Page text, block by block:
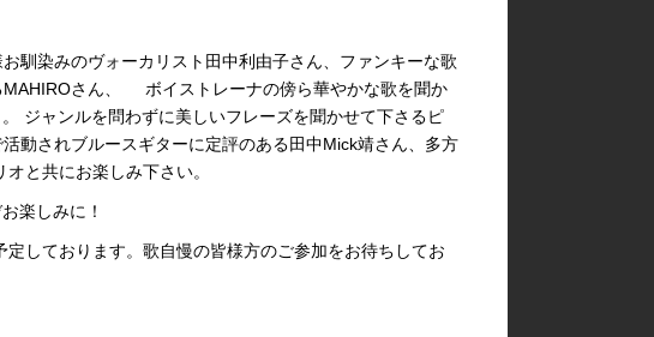
馴染みのヴォーカリスト田中利由子さん、ファンキーな歌
MAHIROさん、 ボイストレーナの傍ら華やかな歌を聞か
ジャンルを問わずに美しいフレーズを聞かせて下さるピ
動されブルースギターに定評のある田中Mick靖さん、多方
と共にお楽しみ下さい。
楽しみに！
しております。歌自慢の皆様方のご参加をお待ちしてお